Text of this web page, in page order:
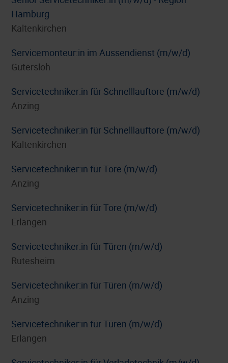
Hamburg
Kaltenkirchen
Servicemonteur:in im Aussendienst (m/w/d)
Gütersloh
Servicetechniker:in für Schnelllauftore (m/w/d)
Anzing
Servicetechniker:in für Schnelllauftore (m/w/d)
Kaltenkirchen
Servicetechniker:in für Tore (m/w/d)
Anzing
Servicetechniker:in für Tore (m/w/d)
Erlangen
Servicetechniker:in für Türen (m/w/d)
Rutesheim
Servicetechniker:in für Türen (m/w/d)
Anzing
Servicetechniker:in für Türen (m/w/d)
Erlangen